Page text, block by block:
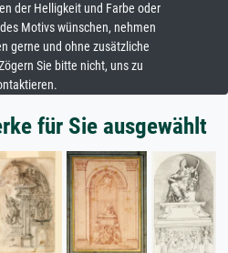
der Helligkeit und Farbe oder
Motivs wünschen, nehmen
gerne und ohne zusätzliche
Sie bitte nicht, uns zu
für Sie ausgewählt